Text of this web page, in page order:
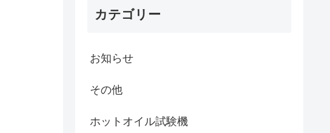
カテゴリー
お知らせ
その他
ホットオイル試験機